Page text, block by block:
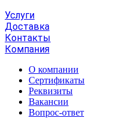
Услуги
Доставка
Контакты
Компания
О компании
Сертификаты
Реквизиты
Вакансии
Вопрос-ответ